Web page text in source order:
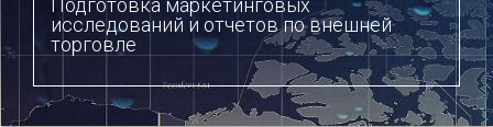
Подготовка маркетинговых
исследований и отчетов по внешней
торговле